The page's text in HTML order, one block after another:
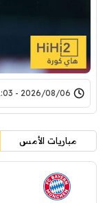
2026/08/06 - 21:03
مباريات الأمس